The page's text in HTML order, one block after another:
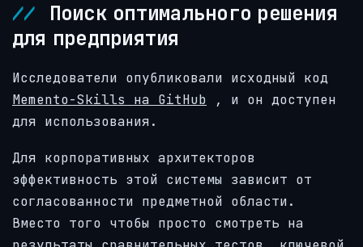
Поиск оптимального решения
для предприятия
Исследователи опубликовали исходный код
Memento-Skills на GitHub , и он доступен
для использования.
Для корпоративных архитекторов
эффективность этой системы зависит от
согласованности предметной области.
Вместо того чтобы просто смотреть на